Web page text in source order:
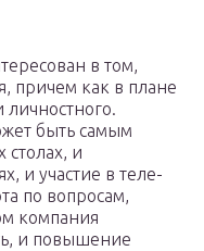
в том,
причем как в плане
личностного.
быть самым
столах, и
и участие в теле-
по вопросам,
компания
и повышение